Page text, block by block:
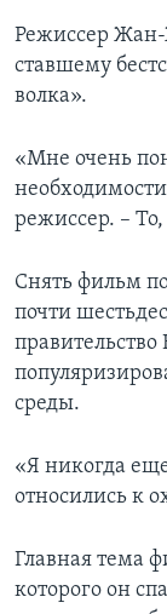
Режиссер
ставшему
волка».
«Мне очень
режиссер. –
Снять фильм
почти
среды.
«Я никогда
относились к
Главная тема
которого он